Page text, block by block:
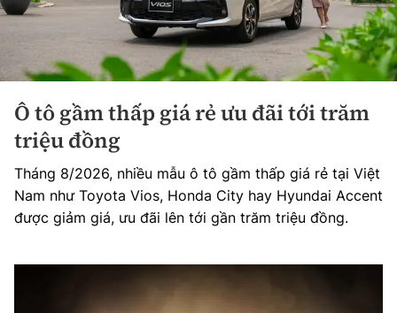
Ô tô gầm thấp giá rẻ ưu đãi tới trăm
triệu đồng
Tháng 8/2026, nhiều mẫu ô tô gầm thấp giá rẻ tại Việt
Nam như Toyota Vios, Honda City hay Hyundai Accent
được giảm giá, ưu đãi lên tới gần trăm triệu đồng.